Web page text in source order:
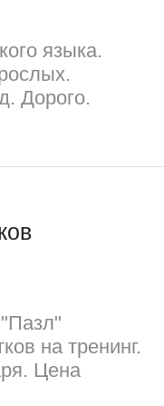
языка.
Дорого.
на тренинг.
Цена